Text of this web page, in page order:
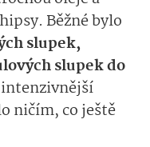
Běžné bylo
slupek,
slupek do
intenzivnější
ničím, co ještě